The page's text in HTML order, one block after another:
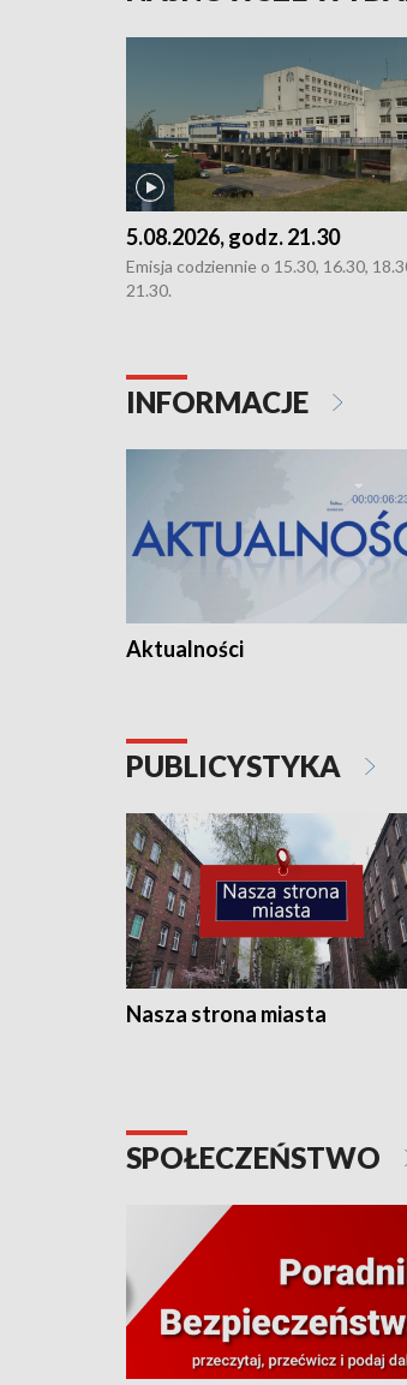
5.08.2026, godz. 21.30
Emisja codziennie o 15.30, 16.30,
21.30.
INFORMACJE
Aktualności
PUBLICYSTYKA
Nasza strona miasta
SPOŁECZEŃSTWO